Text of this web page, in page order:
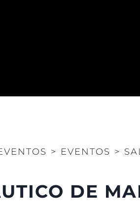
> EVENTOS >
DE